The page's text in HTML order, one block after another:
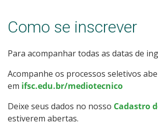
Como se inscrever
Para acompanhar todas as datas de
Acompanhe os processos seletivos
em ifsc.edu.br/mediotecnico
Deixe seus dados no nosso Cadastro
estiverem abertas.